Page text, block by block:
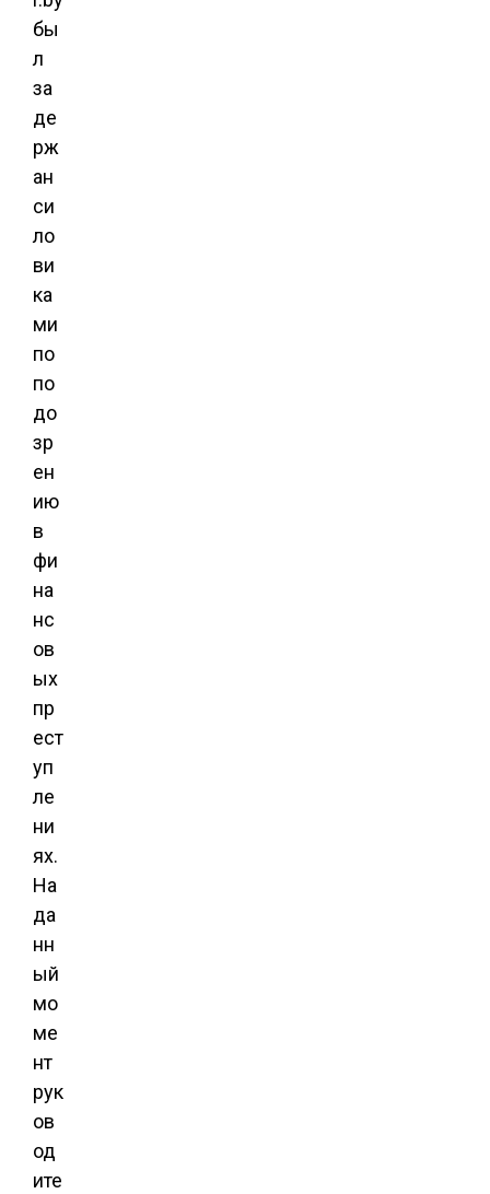
бы
л
за
де
рж
ан
си
ло
ви
ка
ми
по
по
до
зр
ен
ию
в
фи
на
нс
ов
ых
пр
ест
уп
ле
ни
ях.
На
да
нн
ый
мо
ме
нт
рук
ов
од
ите